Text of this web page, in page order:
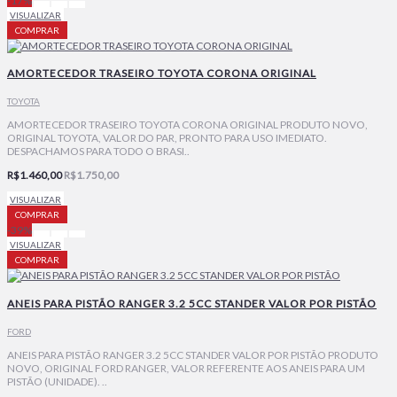
VISUALIZAR
COMPRAR
AMORTECEDOR TRASEIRO TOYOTA CORONA ORIGINAL
TOYOTA
AMORTECEDOR TRASEIRO TOYOTA CORONA ORIGINAL PRODUTO NOVO,
ORIGINAL TOYOTA, VALOR DO PAR, PRONTO PARA USO IMEDIATO.
DESPACHAMOS PARA TODO O BRASI..
R$1.460,00 R$1.750,00
VISUALIZAR
COMPRAR
-39%
VISUALIZAR
COMPRAR
ANEIS PARA PISTÃO RANGER 3.2 5CC STANDER VALOR POR PISTÃO
FORD
ANEIS PARA PISTÃO RANGER 3.2 5CC STANDER VALOR POR PISTÃO PRODUTO
NOVO, ORIGINAL FORD RANGER, VALOR REFERENTE AOS ANEIS PARA UM
PISTÃO (UNIDADE). ..